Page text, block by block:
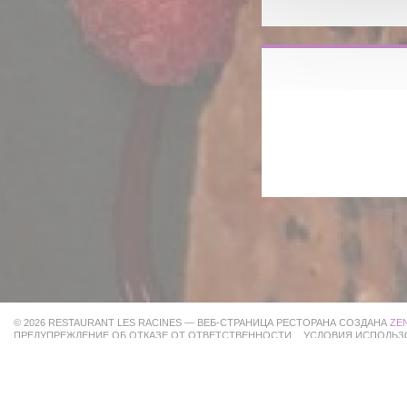
© 2026 RESTAURANT LES RACINES — ВЕБ-СТРАНИЦА РЕСТОРАНА СОЗДАНА
ПРЕДУПРЕЖДЕНИЕ ОБ ОТКАЗЕ ОТ ОТВЕТСТВЕННОСТИ ((ОТКРЫВАЕТСЯ В
УСЛОВИЯ